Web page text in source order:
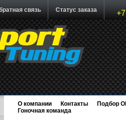
связь Статус заказа
О компании Контакты
Подбор
Гоночная команда